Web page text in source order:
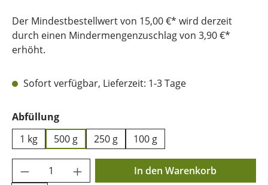
Der Mindestbestellwert von 15,00 €* wird derzeit
durch einen Mindermengenzuschlag von 3,90 €*
erhöht.
Sofort verfügbar, Lieferzeit: 1-3 Tage
Abfüllungauswählen
1 kg
500 g 250 g 100 g
Produkt Anzahl: Gib den gewünschten
In den Warenkorb